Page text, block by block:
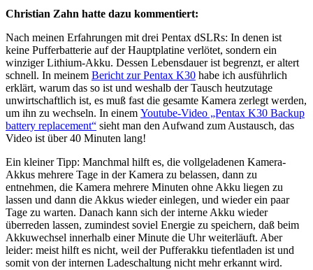
Christian Zahn hatte dazu kommentiert:
Nach meinen Erfahrungen mit drei Pentax dSLRs: In denen ist
keine Pufferbatterie auf der Hauptplatine verlötet, sondern ein
winziger Lithium-Akku. Dessen Lebensdauer ist begrenzt, er altert
schnell. In meinem Bericht zur Pentax K30 habe ich ausführlich
erklärt, warum das so ist und weshalb der Tausch heutzutage
unwirtschaftlich ist, es muß fast die gesamte Kamera zerlegt werden,
um ihn zu wechseln. In einem Youtube-Video „Pentax K30 Backup
battery replacement“ sieht man den Aufwand zum Austausch, das
Video ist über 40 Minuten lang!
Ein kleiner Tipp: Manchmal hilft es, die vollgeladenen Kamera-
Akkus mehrere Tage in der Kamera zu belassen, dann zu
entnehmen, die Kamera mehrere Minuten ohne Akku liegen zu
lassen und dann die Akkus wieder einlegen, und wieder ein paar
Tage zu warten. Danach kann sich der interne Akku wieder
überreden lassen, zumindest soviel Energie zu speichern, daß beim
Akkuwechsel innerhalb einer Minute die Uhr weiterläuft. Aber
leider: meist hilft es nicht, weil der Pufferakku tiefentladen ist und
somit von der internen Ladeschaltung nicht mehr erkannt wird.